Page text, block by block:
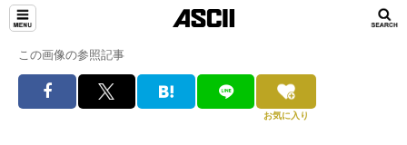
この画像の参照記事
お気に入り